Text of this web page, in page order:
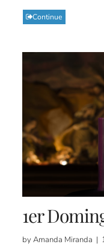
Continue
1er
by Amanda Miranda |